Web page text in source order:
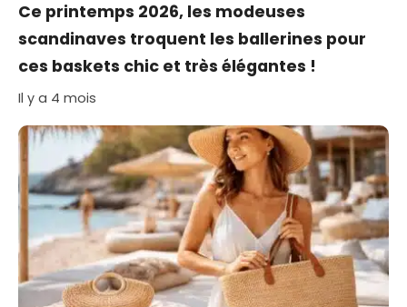
Ce printemps 2026, les modeuses
scandinaves troquent les ballerines pour
ces baskets chic et très élégantes !
Il y a 4 mois